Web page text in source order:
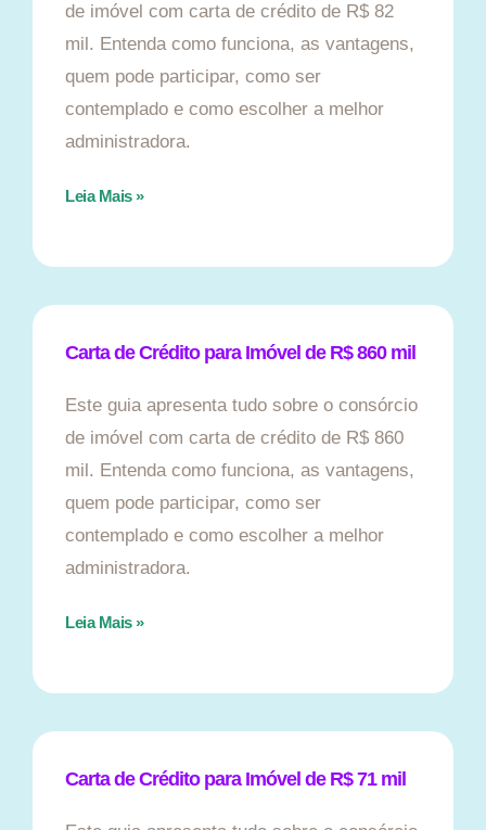
de imóvel com carta de crédito de R$ 82
mil. Entenda como funciona, as vantagens,
quem pode participar, como ser
contemplado e como escolher a melhor
administradora.
Leia Mais »
Carta de Crédito para Imóvel de R$ 860 mil
Este guia apresenta tudo sobre o consórcio
de imóvel com carta de crédito de R$ 860
mil. Entenda como funciona, as vantagens,
quem pode participar, como ser
contemplado e como escolher a melhor
administradora.
Leia Mais »
Carta de Crédito para Imóvel de R$ 71 mil